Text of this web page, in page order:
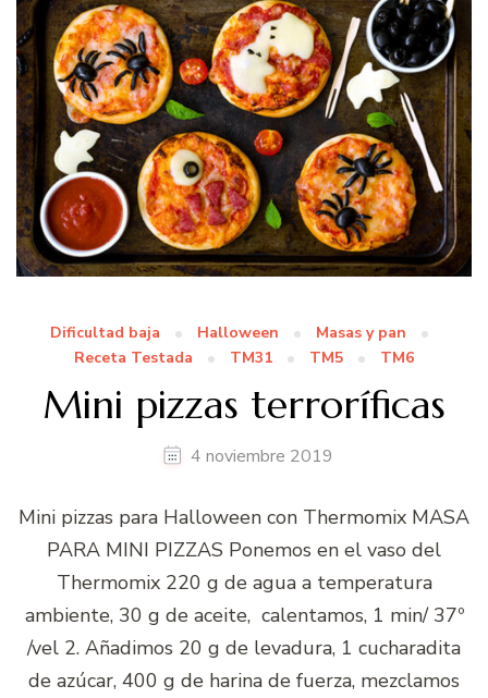
Dificultad baja Halloween
Masas y pan
Receta Testada
TM31 TM5 TM6
Mini pizzas terroríficas
4 noviembre 2019
Mini pizzas para Halloween con Thermomix MASA
PARA MINI PIZZAS Ponemos en el vaso del
Thermomix 220 g de agua a temperatura
ambiente, 30 g de aceite, calentamos, 1 min/ 37º
/vel 2. Añadimos 20 g de levadura, 1 cucharadita
de azúcar, 400 g de harina de fuerza, mezclamos